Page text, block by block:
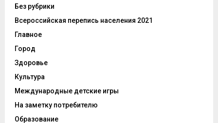
Без рубрики
Всероссийская перепись населения 2021
Главное
Город
Здоровье
Культура
Международные детские игры
На заметку потребителю
Образование